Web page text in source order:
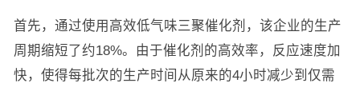
首先，通过使用高效低气味三聚催化剂，该企业的生产
周期缩短了约18%。由于催化剂的高效率，反应速度加
快，使得每批次的生产时间从原来的4小时减少到仅需